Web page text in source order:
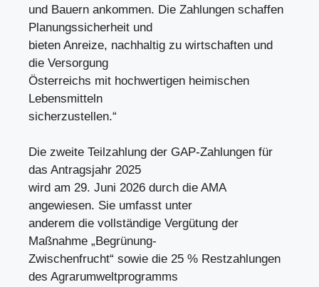
und Bauern ankommen. Die Zahlungen schaffen
Planungssicherheit und
bieten Anreize, nachhaltig zu wirtschaften und
die Versorgung
Österreichs mit hochwertigen heimischen
Lebensmitteln
sicherzustellen.“
Die zweite Teilzahlung der GAP-Zahlungen für
das Antragsjahr 2025
wird am 29. Juni 2026 durch die AMA
angewiesen. Sie umfasst unter
anderem die vollständige Vergütung der
Maßnahme „Begrünung-
Zwischenfrucht“ sowie die 25 % Restzahlungen
des Agrarumweltprogramms